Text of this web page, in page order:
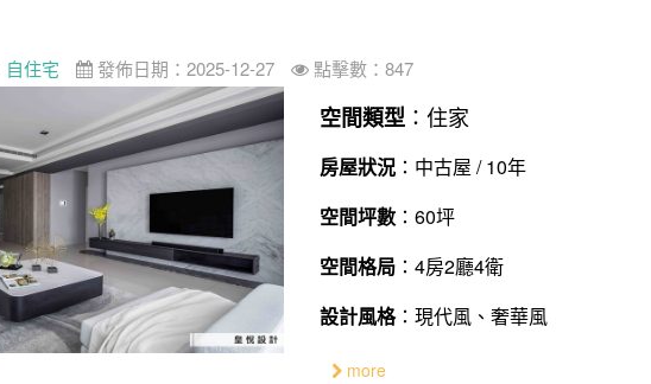
自住宅 發佈日期：2025-12-27 點擊數：847
空間類型 ：住家
房屋狀況 ：中古屋 / 10年
空間坪數 ：60坪
空間格局 ：4房2廳4衛
設計風格：現代風、奢華風
more